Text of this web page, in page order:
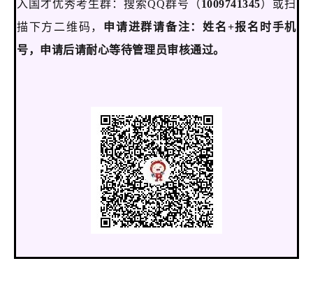
入国才优秀考生群：搜索QQ群号（1009741345）或扫
描下方二维码， 申请进群请备注：姓名+报名时手机
号，申请后请耐心等待管理员审核通过。